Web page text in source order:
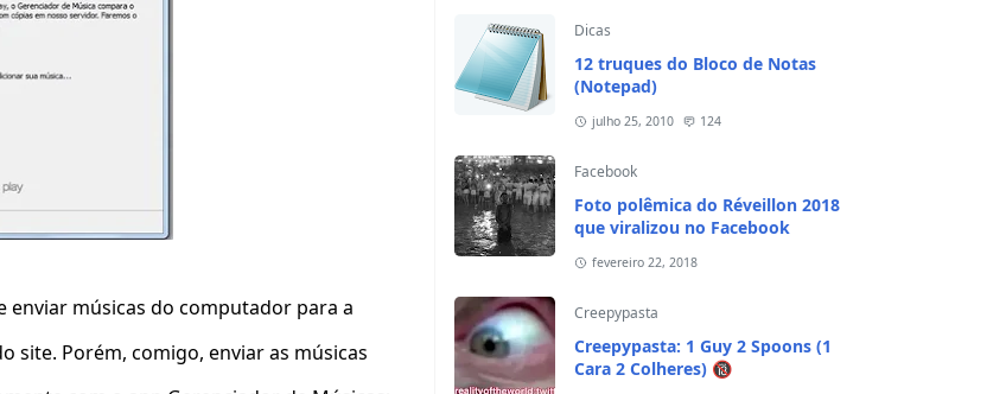
enviar músicas do computador para a
site. Porém, comigo, enviar as músicas
Dicas
12 truques do Bloco de Notas
(Notepad)
julho 25, 2010 124
Facebook
Foto polêmica do Réveillon 2018
que viralizou no Facebook
fevereiro 22, 2018
Creepypasta
Creepypasta: 1 Guy 2 Spoons (1
Cara 2 Colheres) 🔞